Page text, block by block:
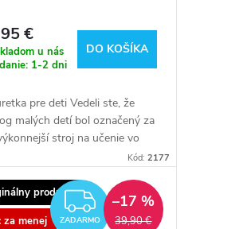
€
u nás
1-2 dni
DO KOŠÍKA
pre deti Vedeli ste, že
malých detí bol označený za
stroj na učenie vo
Kód: 2177
produkt
za menej
ZADARMO
ZADARMO 39,90 €
–17 %